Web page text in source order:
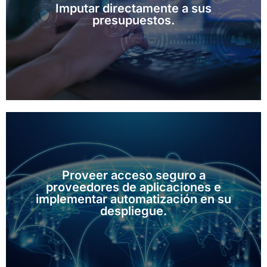
Imputar directamente a sus
presupuestos.
Integración financiera que elimina trámites
burocráticos
Proveer acceso seguro a
proveedores de aplicaciones e
implementar automatización en su
despliegue.
Entorno seguro para proveedores y desarrolladores